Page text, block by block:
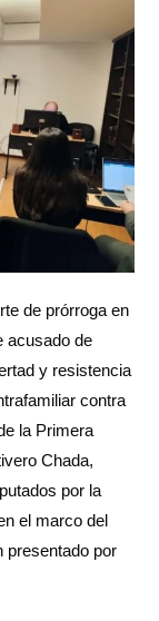
de prórroga en
acusado de
y resistencia
contra
la Primera
Chada,
por la
el marco del
presentado por